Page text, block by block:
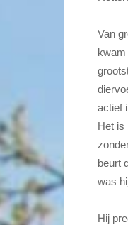
Van
kwam
actief
Het is
beurt
was
Hij